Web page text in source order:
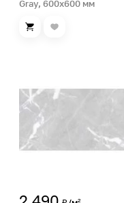
Gray, 600х600 мм